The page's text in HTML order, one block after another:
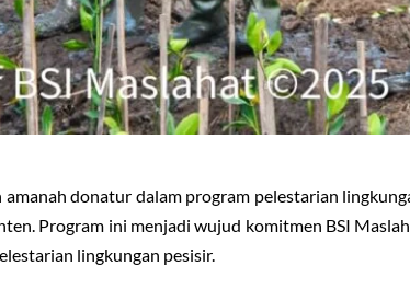
donatur dalam program pelestarian
Program ini menjadi wujud komitmen BSI
lingkungan pesisir.